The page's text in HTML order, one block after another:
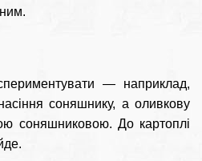
— наприклад,
соняшнику, а оливкову
соняшниковою. До картоплі